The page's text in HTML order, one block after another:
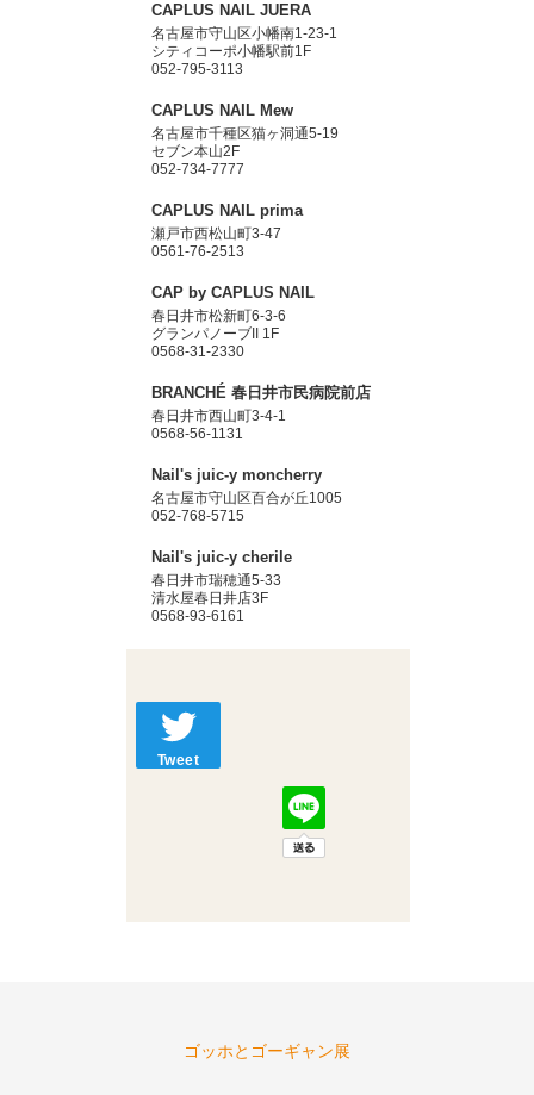
CAPLUS NAIL JUERA
名古屋市守山区小幡南1-23-1
シティコーポ小幡駅前1F
052-795-3113
CAPLUS NAIL Mew
名古屋市千種区猫ヶ洞通5-19
セブン本山2F
052-734-7777
CAPLUS NAIL prima
瀬戸市西松山町3-47
0561-76-2513
CAP by CAPLUS NAIL
春日井市松新町6-3-6
グランパノーブII 1F
0568-31-2330
BRANCHÉ 春日井市民病院前店
春日井市西山町3-4-1
0568-56-1131
Nail's juic-y moncherry
名古屋市守山区百合が丘1005
052-768-5715
Nail's juic-y cherile
春日井市瑞穂通5-33
清水屋春日井店3F
0568-93-6161
Tweet
ゴッホとゴーギャン展